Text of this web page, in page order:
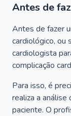
Antes de
Antes de fazer
cardiológico, ou
cardiologista
complicação
Para isso, é
realiza a
paciente. O